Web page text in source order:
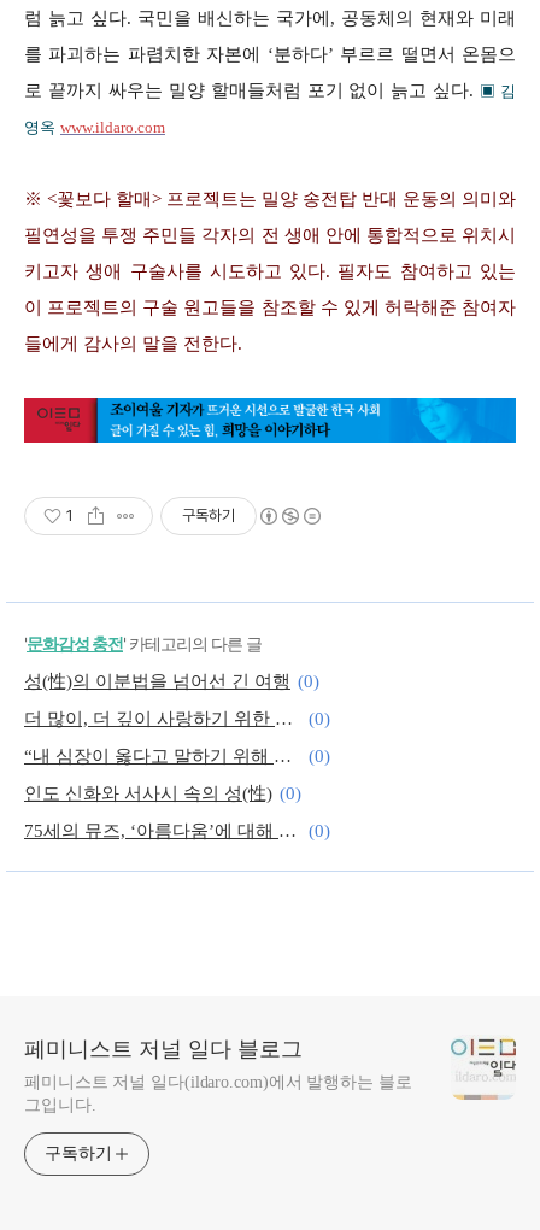
럼 늙고 싶다. 국민을 배신하는 국가에, 공동체의 현재와 미래
를 파괴하는 파렴치한 자본에 ‘분하다’ 부르르 떨면서 온몸으
로 끝까지 싸우는 밀양 할매들처럼 포기 없이 늙고 싶다. ▣ 김
영옥 www.ildaro.com
※ <꽃보다 할매> 프로젝트는 밀양 송전탑 반대 운동의 의미와
필연성을 투쟁 주민들 각자의 전 생애 안에 통합적으로 위치시
키고자 생애 구술사를 시도하고 있다. 필자도 참여하고 있는
이 프로젝트의 구술 원고들을 참조할 수 있게 허락해준 참여자
들에게 감사의 말을 전한다.
1 구독하기
'문화감성 충전' 카테고리의 다른 글
성(性)의 이분법을 넘어선 긴 여행 (0)
더 많이, 더 깊이 사랑하기 위한 시작 <다정한 날들>
(0)
“내 심장이 옳다고 말하기 위해 법률이 필요하진 않다”
(0)
인도 신화와 서사시 속의 성(性) (0)
75세의 뮤즈, ‘아름다움’에 대해 묻다
(0)
나이듦과 사랑과 죽음, 그리고 반려 (0)
페미니스트 저널 일다 블로그
페미니스트 저널 일다(ildaro.com)에서 발행하는 블로
그입니다.
구독하기